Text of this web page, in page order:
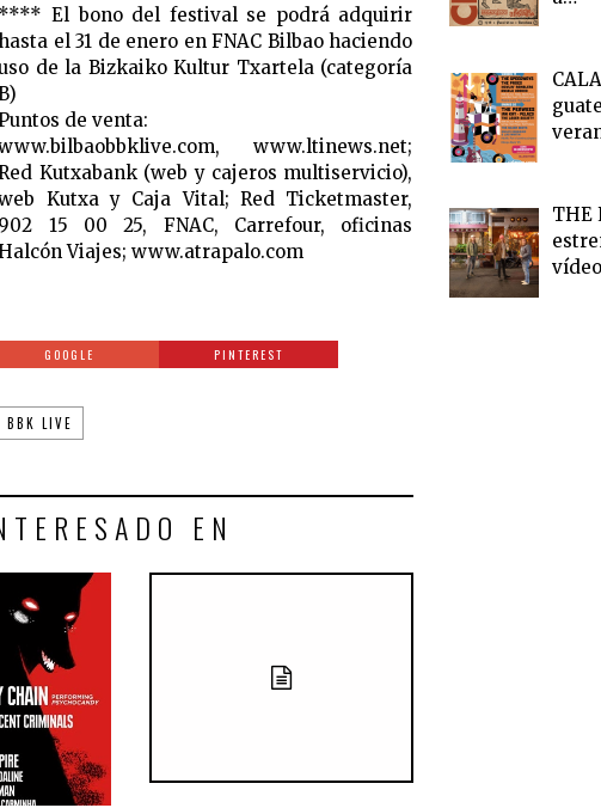
**** El bono del festival se podrá adquirir
hasta el 31 de enero en FNAC Bilbao haciendo
de la Bizkaiko Kultur Txartela (categoría
de venta:
www.ltinews.net;
Kutxabank (web y cajeros multiservicio),
Kutxa y Caja Vital; Red Ticketmaster,
902 15 00 25, FNAC, Carrefour, oficinas
Viajes; www.atrapalo.com
GOOGLE PINTEREST
BBK LIVE
EN
THE